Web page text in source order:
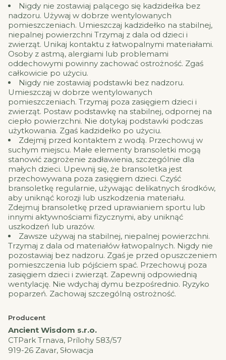
Nigdy nie zostawiaj palącego się kadzidełka bez
nadzoru. Używaj w dobrze wentylowanych
pomieszczeniach. Umieszczaj kadzidełko na stabilnej,
niepalnej powierzchni Trzymaj z dala od dzieci i
zwierząt. Unikaj kontaktu z łatwopalnymi materiałami.
Osoby z astmą, alergiami lub problemami
oddechowymi powinny zachować ostrożność. Zgaś
całkowicie po użyciu.
Nigdy nie zostawiaj podstawki bez nadzoru.
Umieszczaj w dobrze wentylowanych
pomieszczeniach. Trzymaj poza zasięgiem dzieci i
zwierząt. Postaw podstawkę na stabilnej, odpornej na
ciepło powierzchni. Nie dotykaj podstawki podczas
użytkowania. Zgaś kadzidełko po użyciu.
Zdejmij przed kontaktem z wodą. Przechowuj w
suchym miejscu. Małe elementy bransoletki mogą
stanowić zagrożenie zadławienia, szczególnie dla
małych dzieci. Upewnij się, że bransoletka jest
przechowywana poza zasięgiem dzieci. Czyść
bransoletkę regularnie, używając delikatnych środków,
aby uniknąć korozji lub uszkodzenia materiału.
Zdejmuj bransoletkę przed uprawianiem sportu lub
innymi aktywnościami fizycznymi, aby uniknąć
uszkodzeń lub urazów.
Zawsze używaj na stabilnej, niepalnej powierzchni.
Trzymaj z dala od materiałów łatwopalnych. Nigdy nie
pozostawiaj bez nadzoru. Zgaś je przed opuszczeniem
pomieszczenia lub pójściem spać. Przechowuj poza
zasięgiem dzieci i zwierząt. Zapewnij odpowiednią
wentylację. Nie wdychaj dymu bezpośrednio. Ryzyko
poparzeń. Zachowaj szczególną ostrożność.
Producent
Ancient Wisdom s.r.o.
CTPark Trnava, Prílohy 583/57
919-26 Zavar, Słowacja